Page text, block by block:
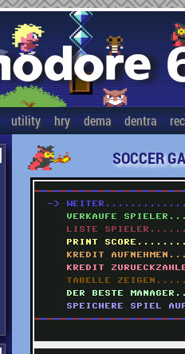
utility hry dema dentra
SOCCER